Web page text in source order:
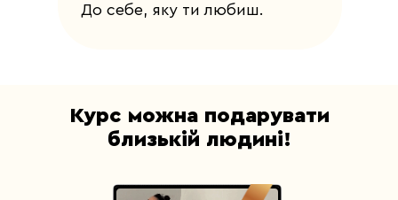
До себе, яку ти любиш.
Курс можна подарувати
близькій людині!